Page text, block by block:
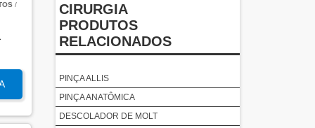
/
CIRURGIA
PRODUTOS
RELACIONADOS
PINÇA ALLIS
PINÇA ANATÔMICA
DESCOLADOR DE MOLT